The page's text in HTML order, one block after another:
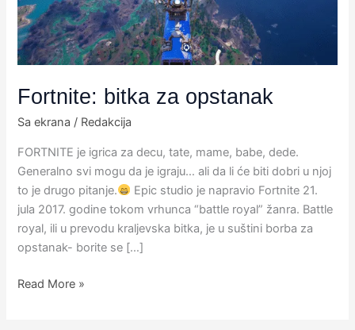
Fortnite: bitka za opstanak
Sa ekrana / Redakcija
​FORTNITE je igrica za decu, tate, mame, babe, dede.
Generalno svi mogu da je igraju… ali da li će biti dobri u njoj
to je drugo pitanje.
​Epic studio je napravio Fortnite 21.
jula 2017. godine tokom vrhunca “battle royal” žanra.​ Battle
royal, ili u prevodu kraljevska bitka, je u suštini borba za
opstanak- borite se […]
Read More »